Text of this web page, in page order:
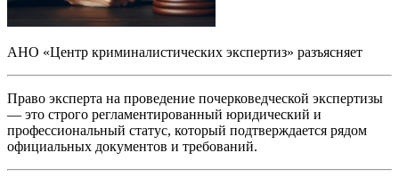
АНО «Центр криминалистических экспертиз» разъясняет
Право эксперта на проведение почерковедческой экспертизы
— это строго регламентированный юридический и
профессиональный статус, который подтверждается рядом
официальных документов и требований.